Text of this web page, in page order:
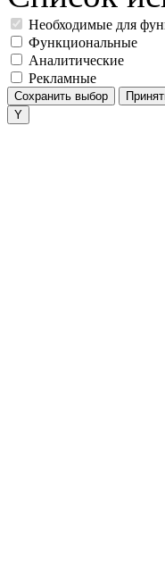
Необходимые для
Функциональные
Аналитические
Рекламные
Сохранить выбор